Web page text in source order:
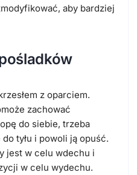
aby bardziej
z oparciem.
zachować
do siebie, trzeba
tyłu i powoli ją opuść.
jest w celu wdechu i
w celu wydechu.